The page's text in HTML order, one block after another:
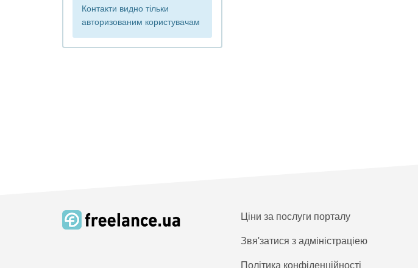
Контакти видно тільки
авторизованим користувачам
Ціни за послуги порталу
Звя'затися з адміністраціею
Політика конфіденційності